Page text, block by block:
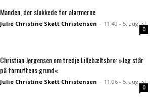
Manden, der slukkede for alarmerne
Julie Christine Skøtt Christensen - 11:40 - 5. august
0
Christian Jørgensen om tredje Lillebæltsbro: »Jeg står
på fornuftens grund«
Julie Christine Skøtt Christensen - 11:06 - 5. august
0